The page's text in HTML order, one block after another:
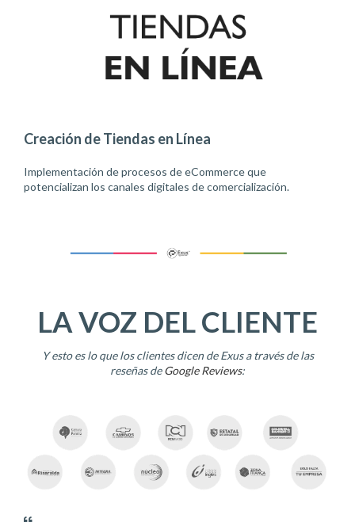
Creación de Tiendas en Línea
Implementación de procesos de eCommerce que
potencializan los canales digitales de comercialización.
LA VOZ DEL CLIENTE
Y esto es lo que los clientes dicen de Exus a través de las
reseñas deGoogle Reviews: